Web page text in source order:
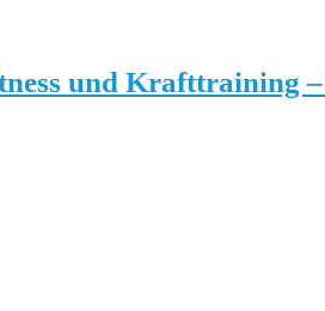
und Krafttraining